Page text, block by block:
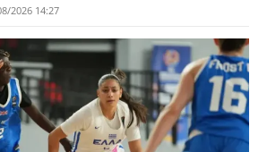
2026 14:27